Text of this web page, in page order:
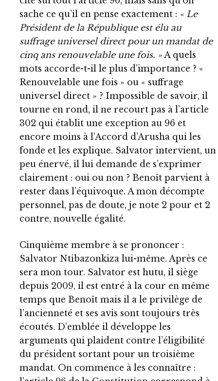
sache ce qu’il en pense exactement : « Le
Président de la République est élu au
suffrage universel direct pour un mandat de
cinq ans renouvelable une fois. »A quels
mots accorde-t-il le plus d’importance ? «
Renouvelable une fois » ou « suffrage
universel direct » ? Impossible de savoir, il
tourne en rond, il ne recourt pas à l’article
302 qui établit une exception au 96 et
encore moins à l’Accord d’Arusha qui les
fonde et les explique. Salvator intervient, un
peu énervé, il lui demande de s’exprimer
clairement : oui ou non ? Benoît parvient à
rester dans l’équivoque. A mon décompte
personnel, pas de doute, je note 2 pour et 2
contre, nouvelle égalité.
Cinquième membre à se prononcer :
Salvator Ntibazonkiza lui-même. Après ce
sera mon tour. Salvator est hutu, il siège
depuis 2009, il est entré à la cour en même
temps que Benoît mais il a le privilège de
l’ancienneté et ses avis sont toujours très
écoutés. D’emblée il développe les
arguments qui plaident contre l’éligibilité
du président sortant pour un troisième
mandat. On commence à les connaître :